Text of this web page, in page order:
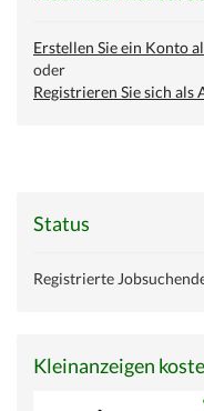
Erstellen Sie ein Konto
oder
Registrieren Sie sich als
Status
Registrierte
Kleinanzeigen